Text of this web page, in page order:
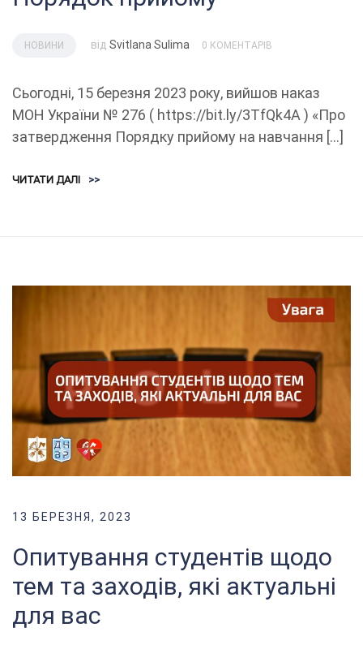
НОВИНИ від Svitlana Sulima 0 КОМЕНТАРІВ
Сьогодні, 15 березня 2023 року, вийшов наказ
МОН України № 276 ( https://bit.ly/3TfQk4A ) «Про
затвердження Порядку прийому на навчання […]
ЧИТАТИ ДАЛІ >>
13 БЕРЕЗНЯ, 2023
Опитування студентів щодо
тем та заходів, які актуальні
для вас